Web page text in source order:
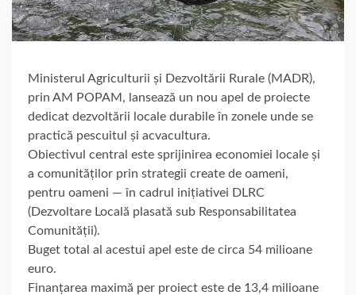
Ministerul Agriculturii și Dezvoltării Rurale (MADR),
prin AM POPAM, lansează un nou apel de proiecte
dedicat dezvoltării locale durabile în zonele unde se
practică pescuitul și acvacultura.
Obiectivul central este sprijinirea economiei locale și
a comunităților prin strategii create de oameni,
pentru oameni — în cadrul inițiativei DLRC
(Dezvoltare Locală plasată sub Responsabilitatea
Comunității).
Buget total al acestui apel este de circa 54 milioane
euro.
Finanțarea maximă per proiect este de 13,4 milioane